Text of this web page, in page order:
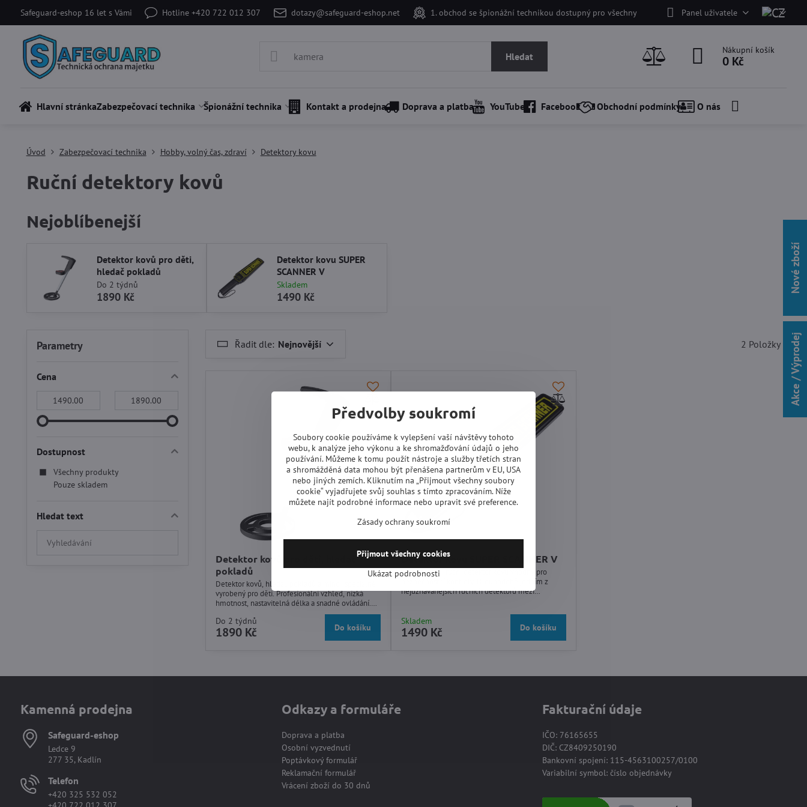
Safeguard-eshop 16 let s Vámi Hotline +420 722 012 307 dotazy@safeguard-eshop.net 1. obchod se špionážní technikou dostupný pro všechny Panel uživatele
Hledat
Nákupní košík
0 Kč
Hlavní stránkaZabezpečovací technika Špionážní technika Kontakt a prodejna Doprava a platba YouTube Facebook Obchodní podmínky O nás
Úvod Zabezpečovací technika Hobby, volný čas, zdraví Detektory kovu
Ruční detektory kovů
Nejoblíbenejší
Detektor kovů pro děti,
hledač pokladů
Do 2 týdnů
1890 Kč
Detektor kovu SUPER
SCANNER V
Skladem
1490 Kč
Řadit dle: Nejnovější 2 Položky
Detektor kovů pro děti, hledač
pokladů
Detektor kovů, hledač pokladů a mincí, speciálně
vyrobený pro děti. Profesionální vzhled, nízká
hmotnost, nastavitelná délka a snadné ovládání.
Každé dítě touží najít poklad a nyní může snadno
začít!
Do 2 týdnů
1890 Kč Do košíku
Detektor kovu SUPER SCANNER V
Profesionální ruční detektor kovů vhodný pro
nejuznávanějších ručních detektorů mezi
Skladem
1490 Kč Do košíku
Parametry
Cena
Dostupnost
Všechny produkty
Pouze skladem
Hledat text
Prohledat
výsledky
Kamenná prodejna
Safeguard-eshop
Ledce 9
277 35, Kadlín
Telefon
+420 325 532 052
Akce / Výprodej
Nové zboží
Odkazy a formuláře
Doprava a platba
Osobní vyzvednutí
Poptávkový formulář
Reklamační formulář
Vrácení zboží do 30 dnů
Fakturační údaje
IČO: 76165655
DIČ: CZ8409250190
Bankovní spojení: 115-4563100257/0100
Variabilní symbol: číslo objednávky
Předvolby soukromí
Soubory cookie používáme k vylepšení vaší návštěvy tohoto
webu, k analýze jeho výkonu a ke shromažďování údajů o jeho
používání. Můžeme k tomu použít nástroje a služby třetích stran
a shromážděná data mohou být přenášena partnerům v EU, USA
nebo jiných zemích. Kliknutím na „Přijmout všechny soubory
cookie“ vyjadřujete svůj souhlas s tímto zpracováním. Níže
můžete najít podrobné informace nebo upravit své preference.
Zásady ochrany soukromí
Ukázat podrobnosti
Přijmout všechny cookies